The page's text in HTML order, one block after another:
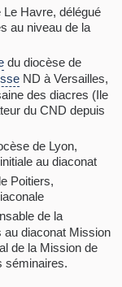
Havre, délégué
au niveau de la
du diocèse de
ND à Versailles,
des diacres (Ile
du CND depuis
de Lyon,
au diaconat
Poitiers,
de la
au diaconat Mission
de la Mission de
séminaires.